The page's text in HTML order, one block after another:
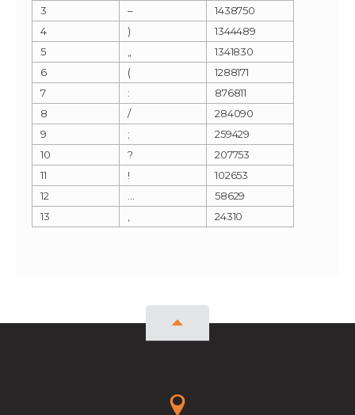
3
–
1438750
4
)
1344489
5
1341830
6
(
1288171
7
:
876811
8
/
284090
9
;
259429
10
?
207753
11
!
102653
12
58629
13
24310